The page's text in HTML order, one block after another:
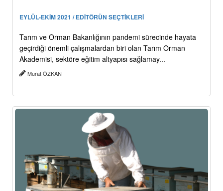
EYLÜL-EKİM 2021 / EDİTÖRÜN SEÇTİKLERİ
Tarım ve Orman Bakanlığının pandemi sürecinde hayata
geçirdiği önemli çalışmalardan biri olan Tarım Orman
Akademisi, sektöre eğitim altyapısı sağlamay...
Murat ÖZKAN